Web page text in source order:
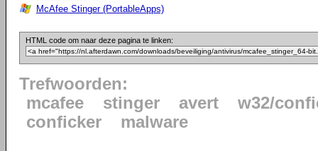
McAfee Stinger (PortableApps)
HTML code om naar deze pagina te linken:
Trefwoorden:
mcafee
stinger avert
w32/
conficker
malware